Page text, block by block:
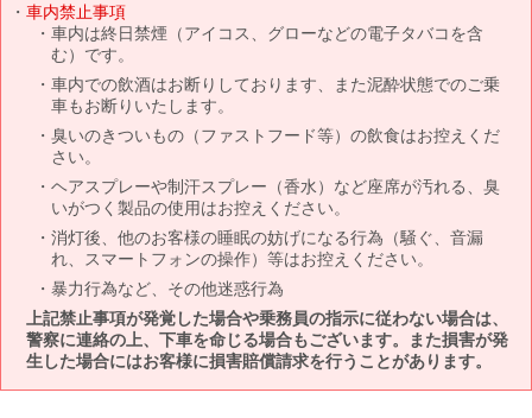
車内禁止事項
車内は終日禁煙（アイコス、グローなどの電子タバコを含
む）です。
車内での飲酒はお断りしております、また泥酔状態でのご乗
車もお断りいたします。
臭いのきついもの（ファストフード等）の飲食はお控えくだ
さい。
ヘアスプレーや制汗スプレー（香水）など座席が汚れる、臭
いがつく製品の使用はお控えください。
消灯後、他のお客様の睡眠の妨げになる行為（騒ぐ、音漏
れ、スマートフォンの操作）等はお控えください。
暴力行為など、その他迷惑行為
上記禁止事項が発覚した場合や乗務員の指示に従わない場合は、
警察に連絡の上、下車を命じる場合もございます。また損害が発
生した場合にはお客様に損害賠償請求を行うことがあります。